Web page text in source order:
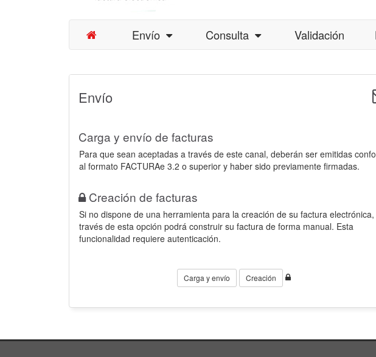
Envío Consulta Validación
Envío
Carga y envío de facturas
Para que sean aceptadas a través de este canal, deberán ser emitidas
al formato FACTURAe 3.2 o superior y haber sido previamente firmadas.
Creación de facturas
Si no dispone de una herramienta para la creación de su factura electrónica,
través de esta opción podrá construir su factura de forma manual. Esta
funcionalidad requiere autenticación.
Carga y envío Creación